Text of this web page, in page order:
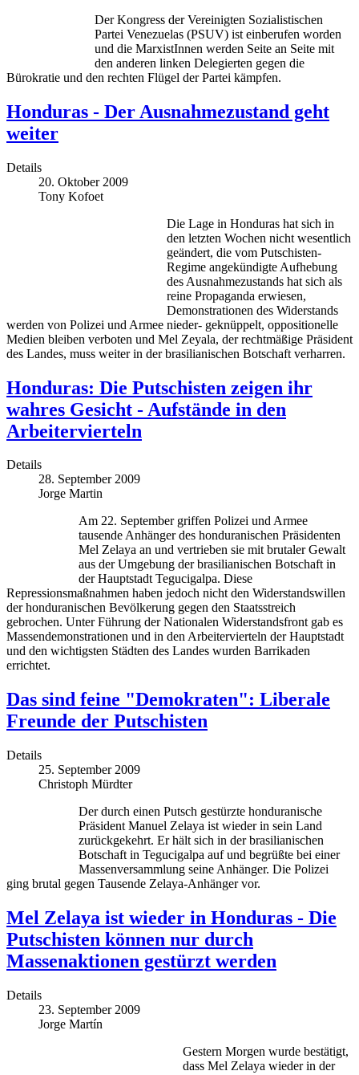
Der Kongress der Vereinigten Sozialistischen
Partei Venezuelas (PSUV) ist einberufen worden
und die MarxistInnen werden Seite an Seite mit
den anderen linken Delegierten gegen die
Bürokratie und den rechten Flügel der Partei kämpfen.
Honduras - Der Ausnahmezustand geht
weiter
Details
20. Oktober 2009
Tony Kofoet
Die Lage in Honduras hat sich in
den letzten Wochen nicht wesentlich
geändert, die vom Putschisten-
Regime angekündigte Aufhebung
des Ausnahmezustands hat sich als
reine Propaganda erwiesen,
Demonstrationen des Widerstands
werden von Polizei und Armee nieder- geknüppelt, oppositionelle
Medien bleiben verboten und Mel Zeyala, der rechtmäßige Präsident
des Landes, muss weiter in der brasilianischen Botschaft verharren.
Honduras: Die Putschisten zeigen ihr
wahres Gesicht - Aufstände in den
Arbeitervierteln
Details
28. September 2009
Jorge Martin
Am 22. September griffen Polizei und Armee
tausende Anhänger des honduranischen Präsidenten
Mel Zelaya an und vertrieben sie mit brutaler Gewalt
aus der Umgebung der brasilianischen Botschaft in
der Hauptstadt Tegucigalpa. Diese
Repressionsmaßnahmen haben jedoch nicht den Widerstandswillen
der honduranischen Bevölkerung gegen den Staatsstreich
gebrochen. Unter Führung der Nationalen Widerstandsfront gab es
Massendemonstrationen und in den Arbeitervierteln der Hauptstadt
und den wichtigsten Städten des Landes wurden Barrikaden
errichtet.
Das sind feine "Demokraten": Liberale
Freunde der Putschisten
Details
25. September 2009
Christoph Mürdter
Der durch einen Putsch gestürzte honduranische
Präsident Manuel Zelaya ist wieder in sein Land
zurückgekehrt. Er hält sich in der brasilianischen
Botschaft in Tegucigalpa auf und begrüßte bei einer
Massenversammlung seine Anhänger. Die Polizei
ging brutal gegen Tausende Zelaya-Anhänger vor.
Mel Zelaya ist wieder in Honduras - Die
Putschisten können nur durch
Massenaktionen gestürzt werden
Details
23. September 2009
Jorge Martín
Gestern Morgen wurde bestätigt,
dass Mel Zelaya wieder in der